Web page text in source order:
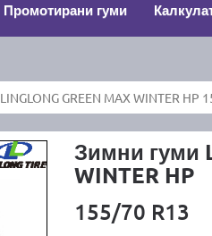
Промотирани гуми
LINGLONG GREEN MAX WINTER HP
Зимни гуми
WINTER HP
155/70 R13